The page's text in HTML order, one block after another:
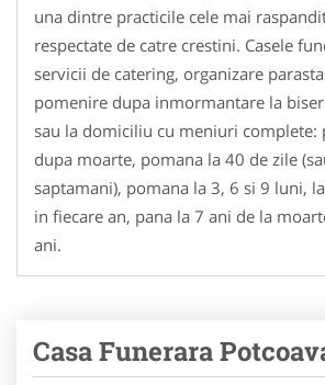
una dintre practicile cele mai
respectate de catre crestini. Casele
servicii de catering, organizare
pomenire dupa inmormantare la
sau la domiciliu cu meniuri complete:
dupa moarte, pomana la 40 de zile
saptamani), pomana la 3, 6 si 9 luni,
in fiecare an, pana la 7 ani de la
ani.
Casa Funerara